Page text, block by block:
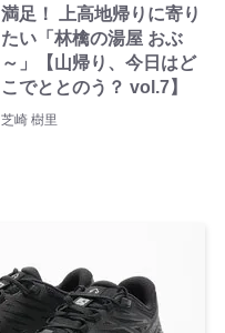
満足！ 上高地帰りに寄り
たい「林檎の湯屋 おぶ
～」【山帰り、今日はど
こでととのう？ vol.7】
芝崎 樹里